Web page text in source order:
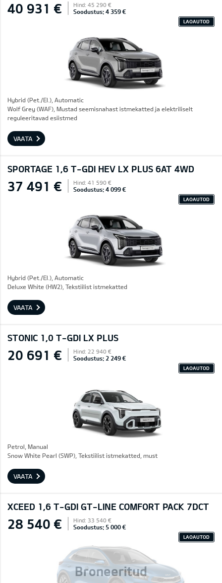
40 931 € Hind: 45 290 €
Soodustus: 4 359 €
LAOAUTOD
Hybrid (Pet./El.), Automatic
Wolf Grey (WAF), Mustad seemisnahast istmekatted ja elektriliselt
reguleeritavad esiistmed
VAATA
SPORTAGE 1,6 T-GDI HEV LX PLUS 6AT 4WD
37 491 € Hind: 41 590 €
Soodustus: 4 099 €
LAOAUTOD
Hybrid (Pet./El.), Automatic
Deluxe White (HW2), Tekstiilist istmekatted
VAATA
STONIC 1,0 T-GDI LX PLUS
20 691 € Hind: 22 940 €
Soodustus: 2 249 €
LAOAUTOD
Petrol, Manual
Snow White Pearl (SWP), Tekstiilist istmekatted, must
VAATA
XCEED 1,6 T-GDI GT-LINE COMFORT PACK 7DCT
Broneeritud
28 540 € Hind: 33 540 €
Soodustus: 5 000 €
LAOAUTOD